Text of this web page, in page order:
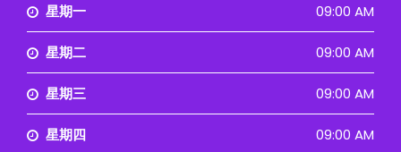
星期一 09:00 AM
星期二 09:00 AM
星期三 09:00 AM
星期四 09:00 AM